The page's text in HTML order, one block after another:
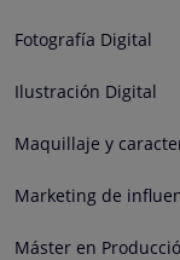
Fotografía Digital
Ilustración Digital
Maquillaje y
Marketing de
Máster en